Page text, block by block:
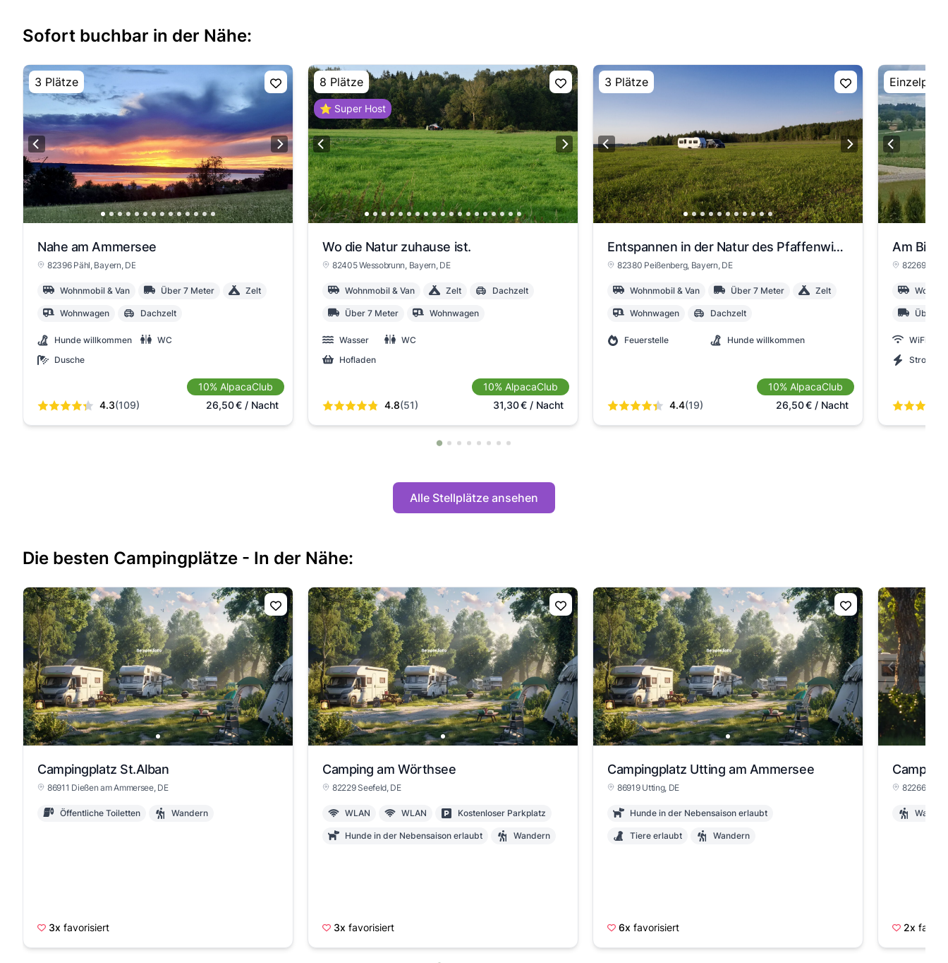
Sofort buchbar in der Nähe:
3 Plätze
Nahe am Ammersee
82396 Pähl, Bayern, DE
Wohnmobil & Van Über 7 Meter Zelt
Wohnwagen Dachzelt
Hunde willkommen
WC
Dusche
4.3(109)
10% AlpacaClub
26,50€ / Nacht
8 Plätze
⭐ Super Host
Wo die Natur zuhause ist.
82405 Wessobrunn, Bayern, DE
Wohnmobil & Van Zelt Dachzelt
Über 7 Meter Wohnwagen
Wasser
WC
Hofladen
4.8(51)
10% AlpacaClub
31,30€ / Nacht
3 Plätze
Entspannen in der Natur des Pfaffenwinkels
82380 Peißenberg, Bayern, DE
Wohnmobil & Van Über 7 Meter Zelt
Wohnwagen Dachzelt
Feuerstelle Hunde willkommen
4.4(19)
10% AlpacaClub
26,50€ / Nacht
Einzelplatz
Am
82269
Über 7
WiFi -
Strom
Alle Stellplätze ansehen
Die besten Campingplätze - In der Nähe:
Campingplatz St.Alban
86911 Dießen am Ammersee, DE
Öffentliche Toiletten Wandern
3x favorisiert
Camping am Wörthsee
82229 Seefeld, DE
WLAN WLAN Kostenloser Parkplatz
Hunde in der Nebensaison erlaubt Wandern
3x favorisiert
Campingplatz Utting am Ammersee
86919 Utting, DE
Hunde in der Nebensaison erlaubt
Tiere erlaubt Wandern
6x favorisiert
Camping
82266
2x